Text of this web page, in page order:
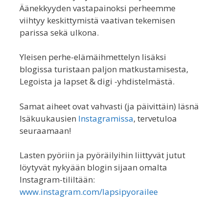
Äänekkyyden vastapainoksi perheemme
viihtyy keskittymistä vaativan tekemisen
parissa sekä ulkona.
Yleisen perhe-elämäihmettelyn lisäksi
blogissa turistaan paljon matkustamisesta,
Legoista ja lapset & digi -yhdistelmästä.
Samat aiheet ovat vahvasti (ja päivittäin) läsnä
Isäkuukausien Instagramissa, tervetuloa
seuraamaan!
Lasten pyöriin ja pyöräilyihin liittyvät jutut
löytyvät nykyään blogin sijaan omalta
Instagram-tililtään:
www.instagram.com/lapsipyorailee